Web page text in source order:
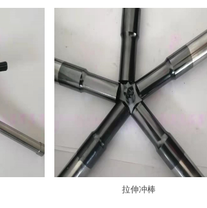
拉伸冲棒